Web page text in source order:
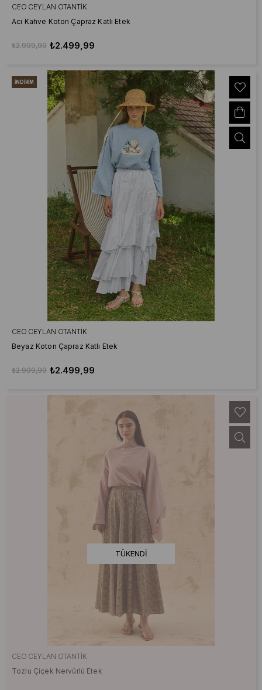
CEO CEYLAN OTANTIK
Acı Kahve Koton Çapraz Katlı Etek
₺2.499,99
₺2.999,99
CEO CEYLAN OTANTIK
Beyaz Koton Çapraz Katlı Etek
₺2.499,99
₺2.999,99
İNDIRIM
TÜKENDI
CEO CEYLAN OTANTIK
Tozlu Çiçek Nervürlü Etek